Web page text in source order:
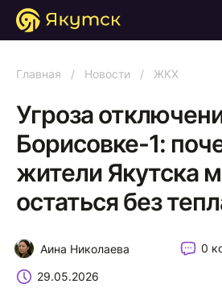
Главная / Новости / ЖКХ
Угроза
Борисовке-1:
жители Якутска
остаться без
Аина Николаева 0
29.05.2026